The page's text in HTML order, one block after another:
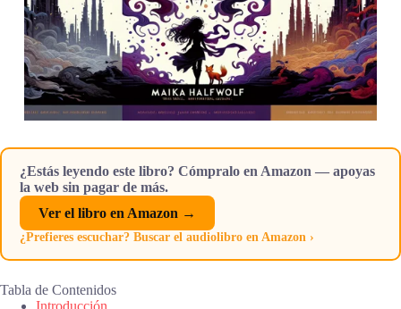
¿Estás leyendo este libro? Cómpralo en Amazon — apoyas
la web sin pagar de más.
Ver el libro en Amazon →
¿Prefieres escuchar? Buscar el audiolibro en Amazon ›
Tabla de Contenidos
Introducción